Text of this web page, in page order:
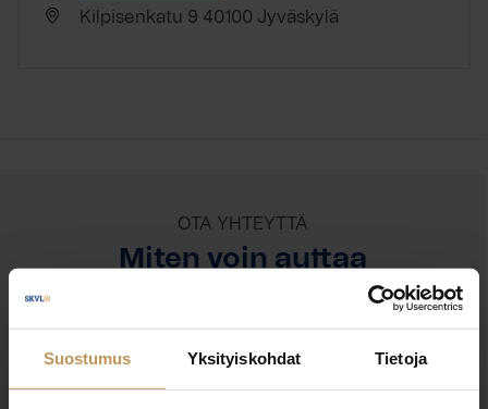
Suostumus Yksityiskohdat Tietoja
Kilpisenkatu 9 40100 Jyväskylä
OTA YHTEYTTÄ
Miten voin auttaa
Jätä yhteystietosi, niin otan yhteyttä